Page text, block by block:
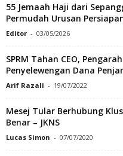
55 Jemaah Haji dari
Permudah Urusan
Editor - 03/05/2026
SPRM Tahan CEO,
Penyelewengan Dana
Arif Razali - 19/07/2022
Mesej Tular Berhubung
Benar – JKNS
Lucas Simon - 07/07/2020